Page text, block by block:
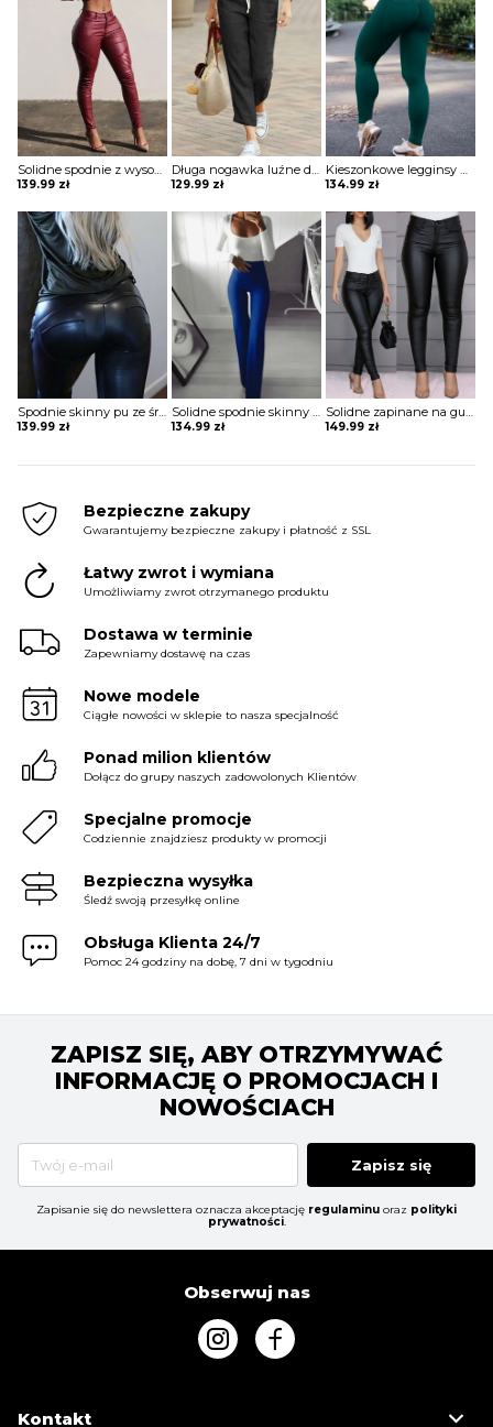
Solidne spodnie z wysokim stanem marszczeniami Andolina
139.99 zł
Długa nogawka luźne dresowe jednolite bez wzoru wygodne ściągacz sportowe dresy casual spodnie Fortuna
129.99 zł
Kieszonkowe legginsy do jogi z wysokim stanem spodnie Vijaya
134.99 zł
Spodnie skinny pu ze średnim stanem z guzikami Jeanette
139.99 zł
Solidne spodnie skinny z wysokim stanem szorty Katha
134.99 zł
Solidne zapinane na guziki codzienne powlekane spodnie z pu Maranda
149.99 zł
Bezpieczne zakupy
Gwarantujemy bezpieczne zakupy i płatność z SSL
Łatwy zwrot i wymiana
Umożliwiamy zwrot otrzymanego produktu
Dostawa w terminie
Zapewniamy dostawę na czas
Nowe modele
Ciągłe nowości w sklepie to nasza specjalność
Ponad milion klientów
Dołącz do grupy naszych zadowolonych Klientów
Specjalne promocje
Codziennie znajdziesz produkty w promocji
Bezpieczna wysyłka
Śledź swoją przesyłkę online
Obsługa Klienta 24/7
Pomoc 24 godziny na dobę, 7 dni w tygodniu
ZAPISZ SIĘ, ABY OTRZYMYWAĆ
INFORMACJĘ O PROMOCJACH I
NOWOŚCIACH
Zapisz się
Zapisanie się do newslettera oznacza akceptację regulaminu oraz polityki
prywatności.
Obserwuj nas
Kontakt